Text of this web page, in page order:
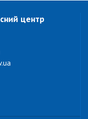
центр